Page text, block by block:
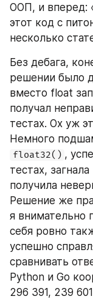
ООП, и вперед:
этот код с
несколько
Без дебага,
решении было
вместо float
получал
тестах. Ох уж
float32() ,
тестах,
получила
Решение же
я внимательно
себя ровно
успешно
сравнивать
Python и Go
296 391, 239